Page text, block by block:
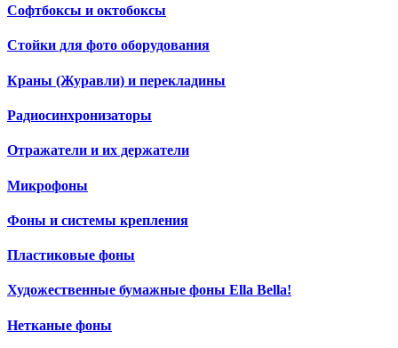
Софтбоксы и октобоксы
Стойки для фото оборудования
Краны (Журавли) и перекладины
Радиосинхронизаторы
Отражатели и их держатели
Микрофоны
Фоны и системы крепления
Пластиковые фоны
Художественные бумажные фоны Ella Bella!
Нетканые фоны